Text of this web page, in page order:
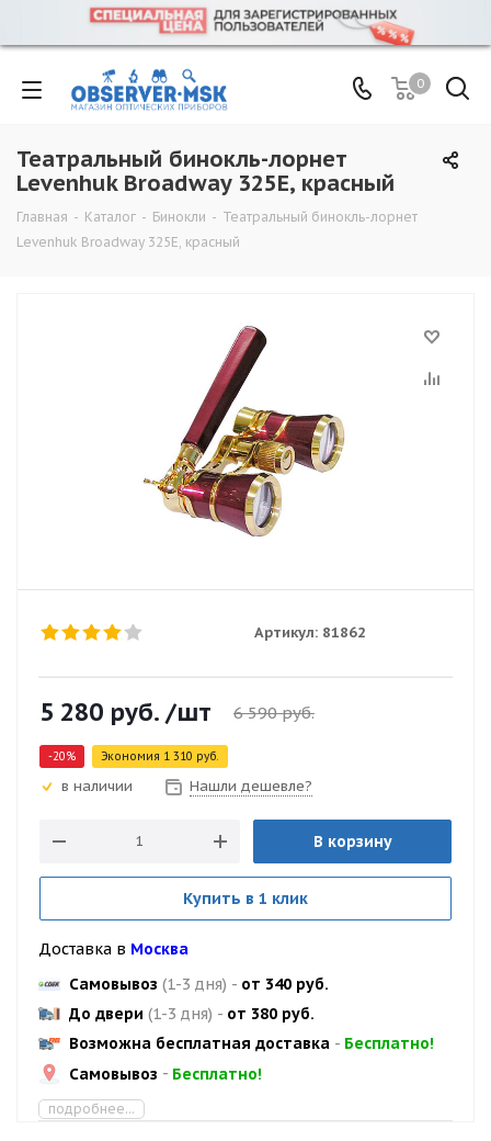
0
Театральный бинокль-лорнет
Levenhuk Broadway 325E, красный
Главная - Каталог - Бинокли - Театральный бинокль-лорнет
Levenhuk Broadway 325E, красный
Артикул: 81862
5 280 руб. /шт 6 590руб.
-20% Экономия 1 310 руб.
в наличии Нашли дешевле?
В корзину
Купить в 1 клик
Доставка в Москва
Самовывоз (1-3 дня) - от 340 руб.
До двери (1-3 дня) - от 380 руб.
Возможна бесплатная доставка - Бесплатно!
Самовывоз - Бесплатно!
подробнее...